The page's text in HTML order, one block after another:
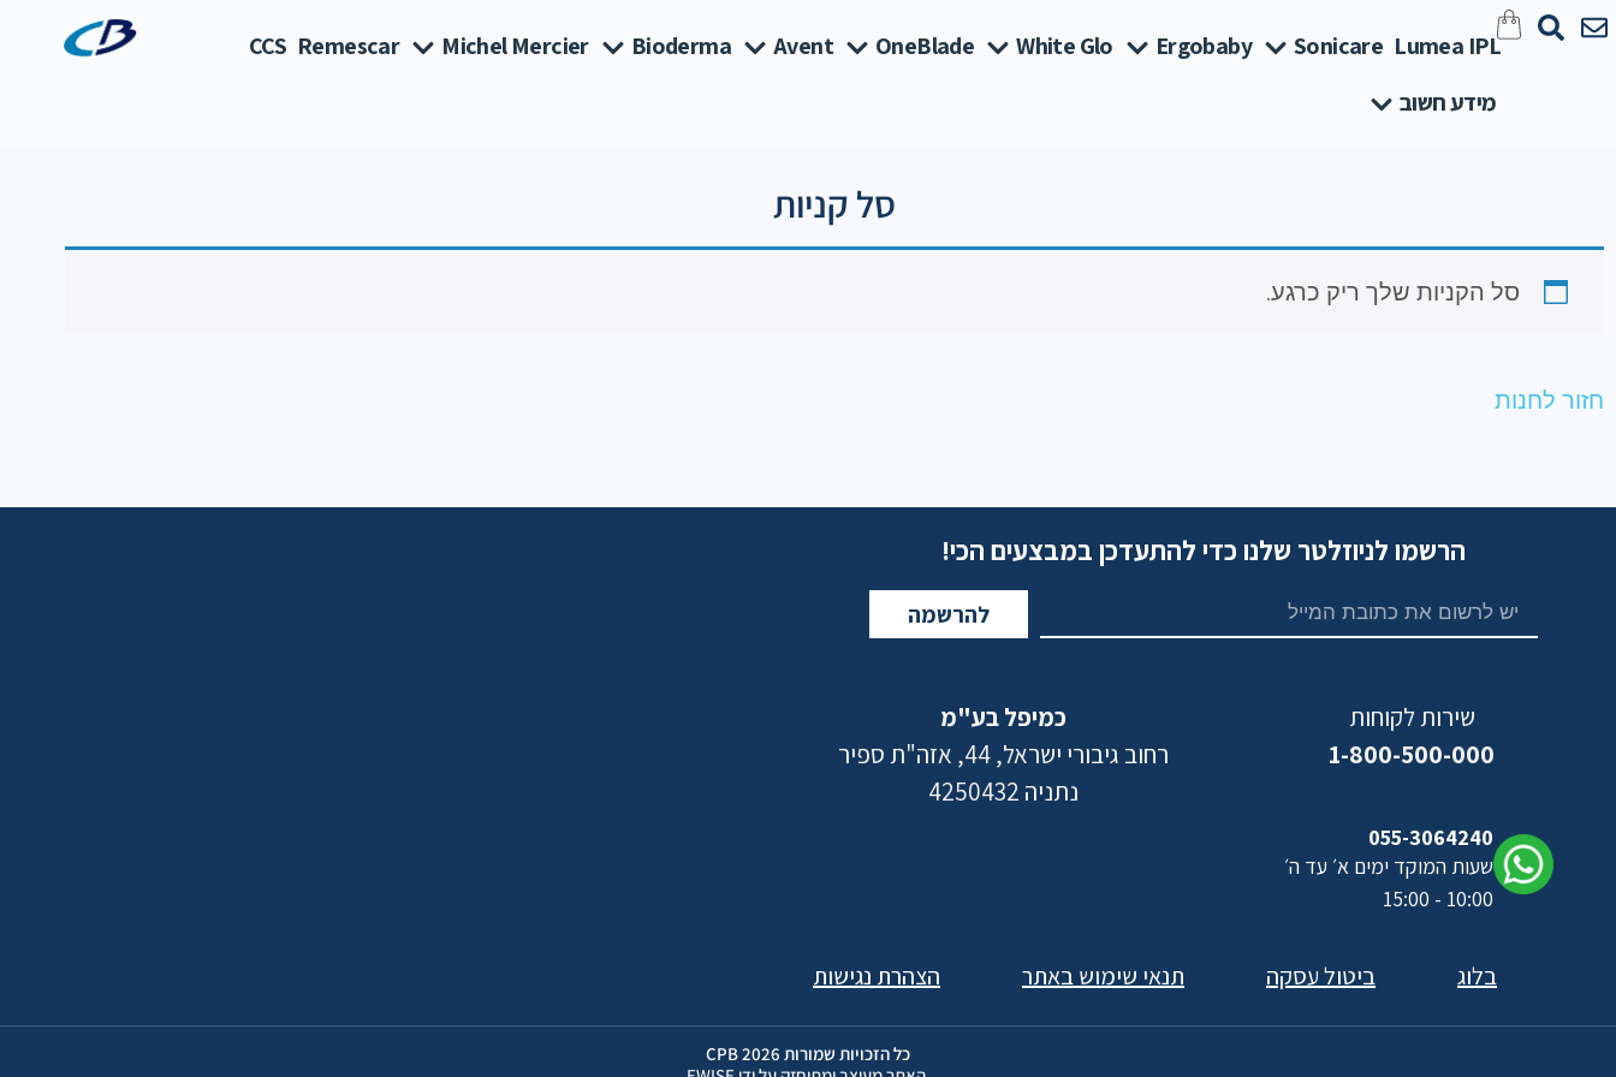
Lumea IPL
Sonicare
Ergobaby
White Glo
OneBlade
Avent
Bioderma
Michel Mercier
Remescar
CCS
מידע חשוב
סל קניות
סל הקניות שלך ריק כרגע.
חזור לחנות
הרשמו לניוזלטר שלנו כדי להתעדכן במבצעים הכי!
להרשמה
שירות לקוחות
1-800-500-000
055-3064240
שעות המוקד ימים א׳ עד ה׳
10:00 - 15:00
כמיפל בע"מ
רחוב גיבורי ישראל, 44, אזה"ת ספיר
נתניה 4250432
בלוג ביטול עסקה תנאי שימוש באתר הצהרת נגישות
כל הזכויות שמורות 2026 CPB